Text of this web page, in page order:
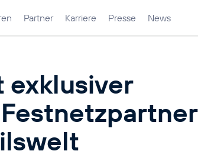
Partner Karriere Presse News
exklusiver